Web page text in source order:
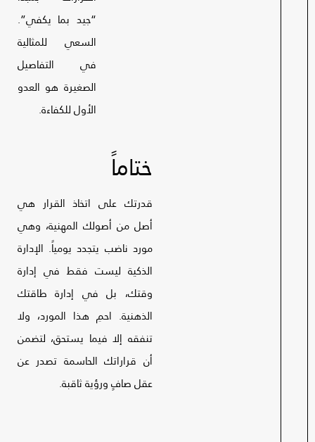
“جيد بما يكفي”.
السعي للمثالية
في التفاصيل
الصغيرة هو العدو
الأول للكفاءة.
ختاماً
قدرتك على اتخاذ القرار هي
أصل من أصولك المهنية، وهي
مورد ناضب يتجدد يومياً. الإدارة
الذكية ليست فقط في إدارة
وقتك، بل في إدارة طاقتك
الذهنية. احمِ هذا المورد، ولا
تنفقه إلا فيما يستحق، لتضمن
أن قراراتك الحاسمة تصدر عن
عقل صافٍ ورؤية ثاقبة.